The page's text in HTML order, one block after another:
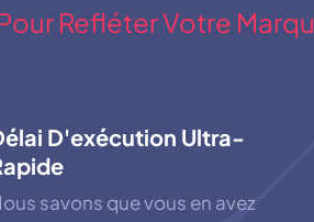
Refléter Votre
D'exécution Ultra-
savons que vous en avez